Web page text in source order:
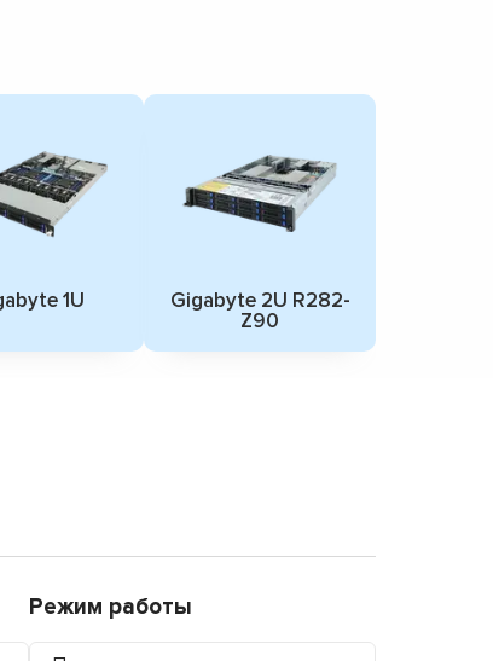
1U
Gigabyte 2U R282-
Z90
Режим работы